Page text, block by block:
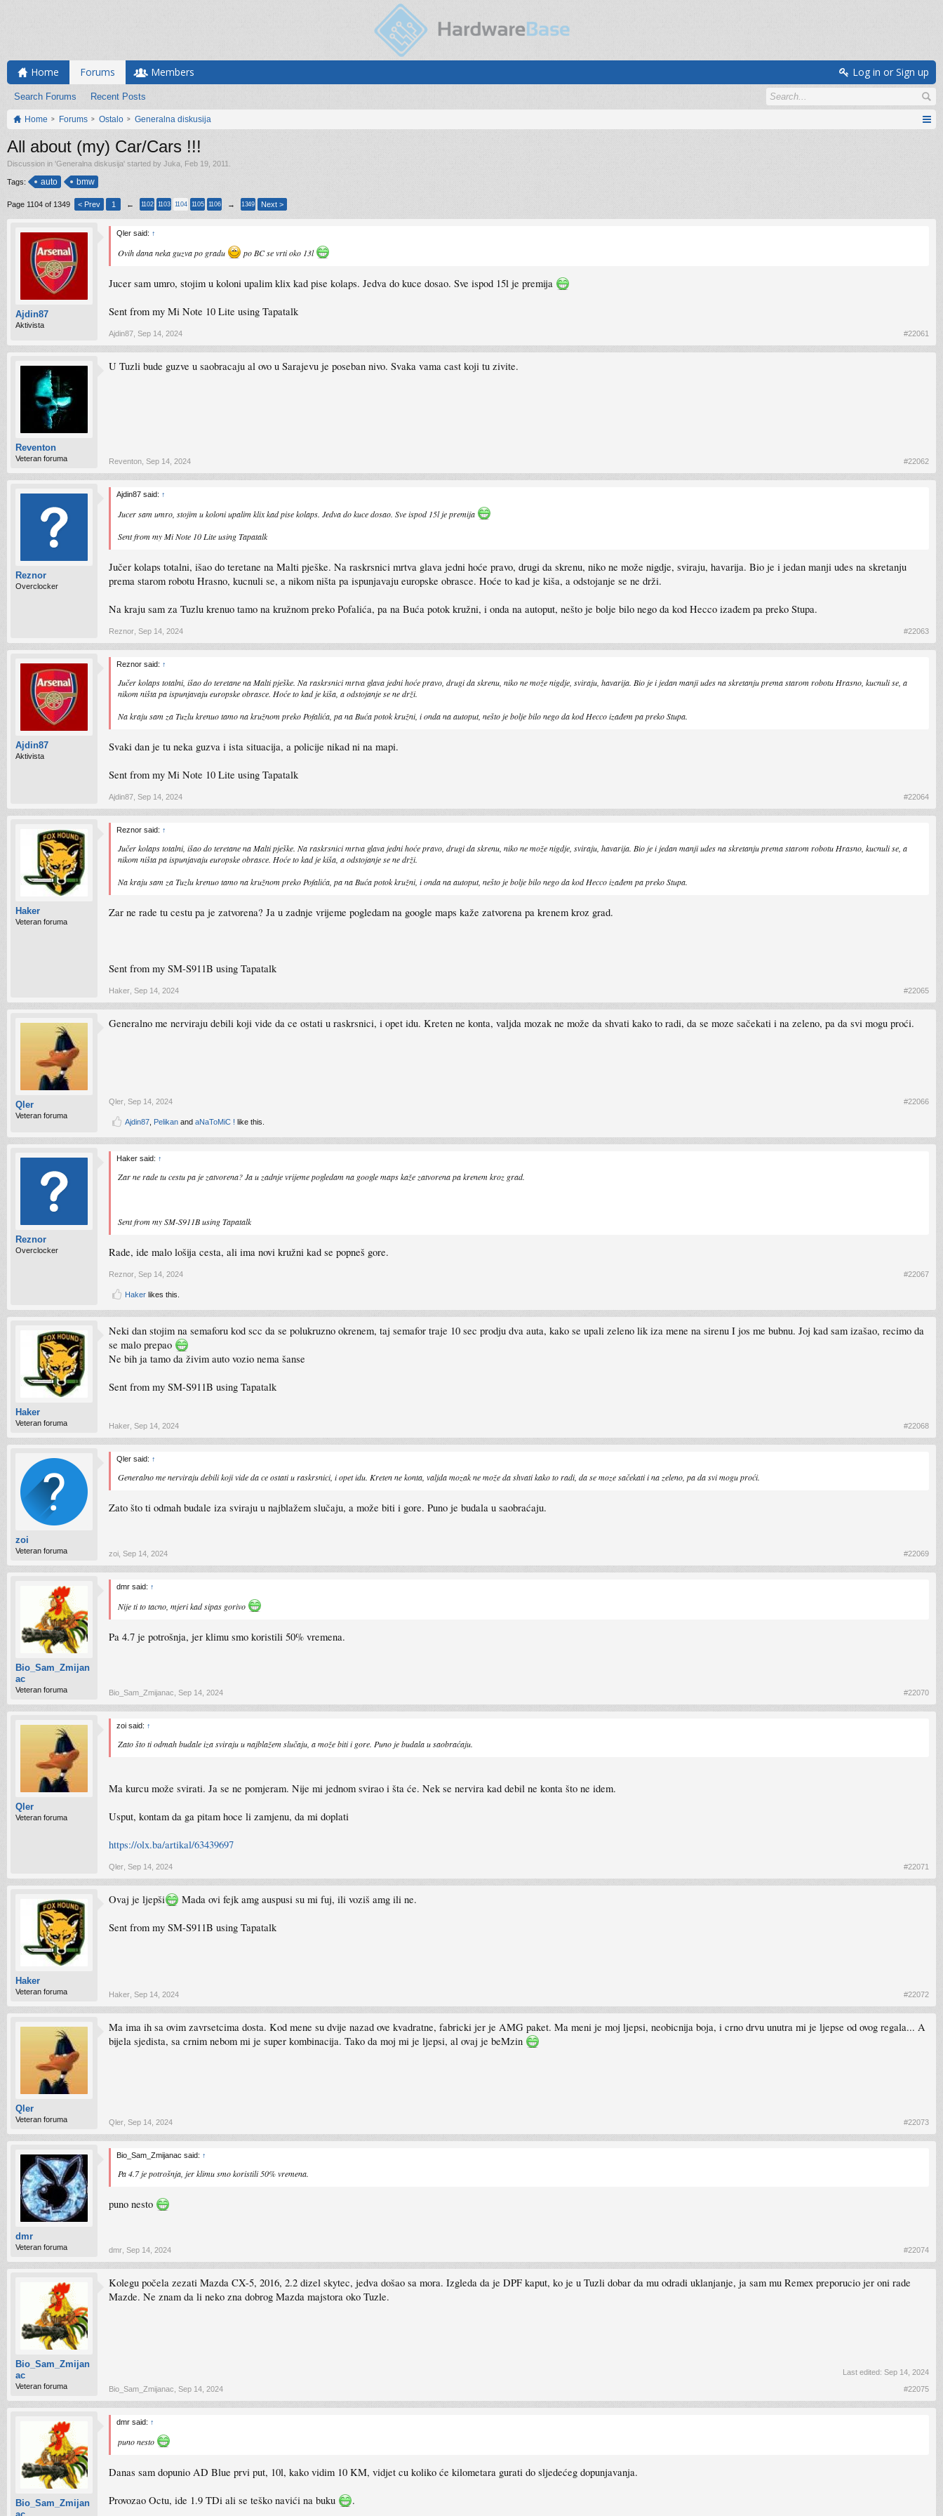
Home Forums
Search Forums Recent Posts
Members Log in or Sign up
Home Forums Ostalo Generalna diskusija
All about (my) Car/Cars !!!
Discussion in 'Generalna diskusija' started by Juka Feb 19, 2011
Tags: auto bmw
Page 1104 of 1349 < Prev 1 ← 1102 1103 1104 1105 1106 → 1349 Next >
Ajdin87
Aktivista
Qler said: ↑
Ovih dana neka guzva po gradu po BC se vrti oko 13l
Jucer sam umro, stojim u koloni upalim klix kad pise kolaps. Jedva do kuce dosao. Sve ispod 15l je premija
Sent from my Mi Note 10 Lite using Tapatalk
Ajdin87 Sep 14, 2024 #22061
Reventon
Veteran foruma
U Tuzli bude guzve u saobracaju al ovo u Sarajevu je poseban nivo. Svaka vama cast koji tu zivite.
Reventon Sep 14, 2024 #22062
Reznor
Overclocker
Ajdin87 said: ↑
Jucer sam umro, stojim u koloni upalim klix kad pise kolaps. Jedva do kuce dosao. Sve ispod 15l je premija
Sent from my Mi Note 10 Lite using Tapatalk
Jučer kolaps totalni, išao do teretane na Malti pješke. Na raskrsnici mrtva glava jedni hoće pravo, drugi da skrenu, niko ne može nigdje, sviraju, havarija. Bio je i jedan manji udes na skretanju
prema starom robotu Hrasno, kucnuli se, a nikom ništa pa ispunjavaju europske obrasce. Hoće to kad je kiša, a odstojanje se ne drži.
Na kraju sam za Tuzlu krenuo tamo na kružnom preko Pofalića, pa na Buća potok kružni, i onda na autoput, nešto je bolje bilo nego da kod Hecco izađem pa preko Stupa.
Reznor Sep 14, 2024 #22063
Ajdin87
Aktivista
Reznor said: ↑
Jučer kolaps totalni, išao do teretane na Malti pješke. Na raskrsnici mrtva glava jedni hoće pravo, drugi da skrenu, niko ne može nigdje, sviraju, havarija. Bio je i jedan manji udes na skretanju prema starom robotu Hrasno, kucnuli se, a
nikom ništa pa ispunjavaju europske obrasce. Hoće to kad je kiša, a odstojanje se ne drži.
Na kraju sam za Tuzlu krenuo tamo na kružnom preko Pofalića, pa na Buća potok kružni, i onda na autoput, nešto je bolje bilo nego da kod Hecco izađem pa preko Stupa.
Svaki dan je tu neka guzva i ista situacija, a policije nikad ni na mapi.
Sent from my Mi Note 10 Lite using Tapatalk
Ajdin87 Sep 14, 2024 #22064
Haker
Veteran foruma
Reznor said: ↑
Jučer kolaps totalni, išao do teretane na Malti pješke. Na raskrsnici mrtva glava jedni hoće pravo, drugi da skrenu, niko ne može nigdje, sviraju, havarija. Bio je i jedan manji udes na skretanju prema starom robotu Hrasno, kucnuli se, a
nikom ništa pa ispunjavaju europske obrasce. Hoće to kad je kiša, a odstojanje se ne drži.
Na kraju sam za Tuzlu krenuo tamo na kružnom preko Pofalića, pa na Buća potok kružni, i onda na autoput, nešto je bolje bilo nego da kod Hecco izađem pa preko Stupa.
Zar ne rade tu cestu pa je zatvorena? Ja u zadnje vrijeme pogledam na google maps kaže zatvorena pa krenem kroz grad.
Sent from my SM-S911B using Tapatalk
Haker Sep 14, 2024 #22065
Qler
Veteran foruma
Generalno me nerviraju debili koji vide da ce ostati u raskrsnici, i opet idu. Kreten ne konta, valjda mozak ne može da shvati kako to radi, da se moze sačekati i na zeleno, pa da svi mogu proći.
Qler Sep 14, 2024 #22066
Ajdin87 Pelikan and aNaToMiC ! like this.
Reznor
Overclocker
Haker said: ↑
Zar ne rade tu cestu pa je zatvorena? Ja u zadnje vrijeme pogledam na google maps kaže zatvorena pa krenem kroz grad.
Sent from my SM-S911B using Tapatalk
Rade, ide malo lošija cesta, ali ima novi kružni kad se popneš gore.
Reznor Sep 14, 2024 #22067
Haker likes this.
Haker
Veteran foruma
Neki dan stojim na semaforu kod scc da se polukruzno okrenem, taj semafor traje 10 sec prodju dva auta, kako se upali zeleno lik iza mene na sirenu I jos me bubnu. Joj kad sam izašao, recimo da
se malo prepao
Ne bih ja tamo da živim auto vozio nema šanse
Sent from my SM-S911B using Tapatalk
Haker Sep 14, 2024 #22068
zoi
Veteran foruma
Qler said: ↑
Generalno me nerviraju debili koji vide da ce ostati u raskrsnici, i opet idu. Kreten ne konta, valjda mozak ne može da shvati kako to radi, da se moze sačekati i na zeleno, pa da svi mogu proći.
Zato što ti odmah budale iza sviraju u najblažem slučaju, a može biti i gore. Puno je budala u saobraćaju.
zoi Sep 14, 2024 #22069
Bio_Sam_Zmijan
ac
Veteran foruma
dmr said: ↑
Nije ti to tacno, mjeri kad sipas gorivo
Pa 4.7 je potrošnja, jer klimu smo koristili 50% vremena.
Bio_Sam_Zmijanac Sep 14, 2024 #22070
Qler
Veteran foruma
zoi said: ↑
Zato što ti odmah budale iza sviraju u najblažem slučaju, a može biti i gore. Puno je budala u saobraćaju.
Ma kurcu može svirati. Ja se ne pomjeram. Nije mi jednom svirao i šta će. Nek se nervira kad debil ne konta što ne idem.
Usput, kontam da ga pitam hoce li zamjenu, da mi doplati
https://olx.ba/artikal/63439697
Qler Sep 14, 2024 #22071
Haker
Veteran foruma
Ovaj je ljepši Mada ovi fejk amg auspusi su mi fuj, ili voziš amg ili ne.
Sent from my SM-S911B using Tapatalk
Haker Sep 14, 2024 #22072
Qler
Veteran foruma
Ma ima ih sa ovim zavrsetcima dosta. Kod mene su dvije nazad ove kvadratne, fabricki jer je AMG paket. Ma meni je moj ljepsi, neobicnija boja, i crno drvu unutra mi je ljepse od ovog regala... A
bijela sjedista, sa crnim nebom mi je super kombinacija. Tako da moj mi je ljepsi, al ovaj je beMzin
Qler Sep 14, 2024 #22073
dmr
Veteran foruma
Bio_Sam_Zmijanac said: ↑
Pa 4.7 je potrošnja, jer klimu smo koristili 50% vremena.
puno nesto
dmr Sep 14, 2024 #22074
Bio_Sam_Zmijan
ac
Veteran foruma
Kolegu počela zezati Mazda CX-5, 2016, 2.2 dizel skytec, jedva došao sa mora. Izgleda da je DPF kaput, ko je u Tuzli dobar da mu odradi uklanjanje, ja sam mu Remex preporucio jer oni rade
Mazde. Ne znam da li neko zna dobrog Mazda majstora oko Tuzle.
Last edited: Sep 14, 2024
Bio_Sam_Zmijanac Sep 14, 2024 #22075
Bio_Sam_Zmijan
dmr said: ↑
puno nesto
Danas sam dopunio AD Blue prvi put, 10l, kako vidim 10 KM, vidjet cu koliko će kilometara gurati do sljedećeg dopunjavanja.
Provozao Octu, ide 1.9 TDi ali se teško navići na buku .